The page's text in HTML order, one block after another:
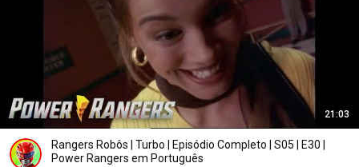
21:03
Rangers Robôs | Turbo | Episódio Completo | S05 | E30 |
Power Rangers em Português